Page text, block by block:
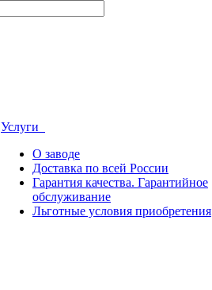
Услуги
О заводе
Доставка по всей России
Гарантия качества. Гарантийное
обслуживание
Льготные условия приобретения